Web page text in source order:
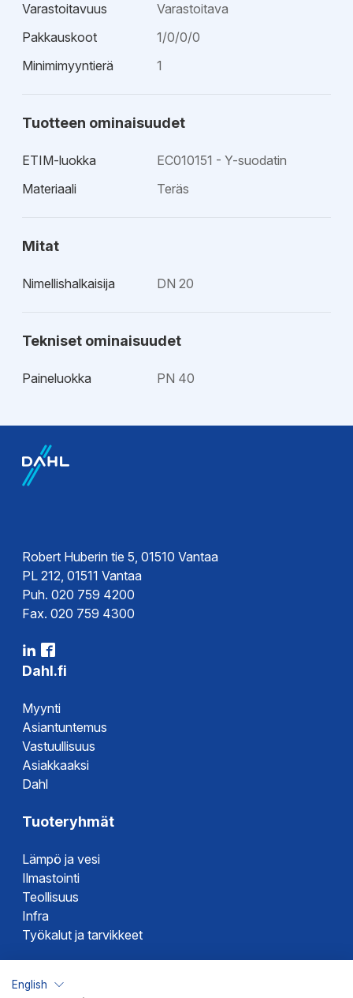
Varastoitavuus
Varastoitava
Pakkauskoot
1/0/0/0
Minimimyyntierä
1
Tuotteen ominaisuudet
ETIM-luokka
EC010151 - Y-suodatin
Materiaali
Teräs
Mitat
Nimellishalkaisija DN 20
Tekniset ominaisuudet
Paineluokka PN 40
Tekninen esite
Robert Huberin tie 5, 01510 Vantaa
PL 212, 01511 Vantaa
Puh. 020 759 4200
Fax. 020 759 4300
Dahl.fi
Myynti
Asiantuntemus
Vastuullisuus
Asiakkaaksi
Dahl
Tuoteryhmät
Lämpö ja vesi
Ilmastointi
Teollisuus
Infra
Työkalut ja tarvikkeet
English